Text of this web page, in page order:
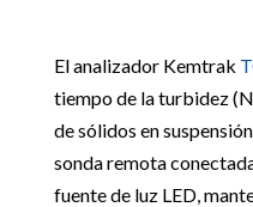
El analizador Kemtrak
tiempo de la turbidez
de sólidos en
sonda remota
fuente de luz LED,